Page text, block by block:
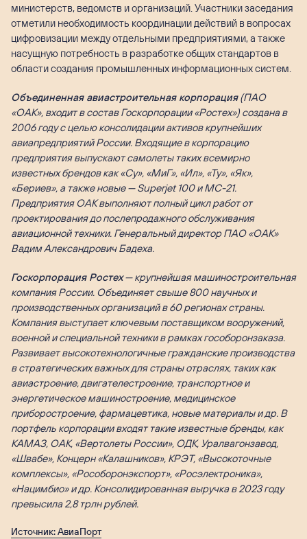
Источник: АвиаПорт
министерств, ведомств и организаций. Участники заседания
отметили необходимость координации действий в вопросах
цифровизации между отдельными предприятиями, а также
насущную потребность в разработке общих стандартов в
области создания промышленных информационных систем.
Объединенная авиастроительная корпорация(ПАО
«ОАК», входит в состав Госкорпорации «Ростех») создана в
2006 году с целью консолидации активов крупнейших
авиапредприятий России. Входящие в корпорацию
предприятия выпускают самолеты таких всемирно
известных брендов как «Су», «МиГ», «Ил», «Ту», «Як»,
«Бериев», а также новые — Superjet 100 и МС-21.
Предприятия OAK выполняют полный цикл работ от
проектирования до послепродажного обслуживания
авиационной техники. Генеральный директор ПАО «ОАК»
Вадим Александрович Бадеха.
Госкорпорация Ростех— крупнейшая машиностроительная
компания России. Объединяет свыше 800 научных и
производственных организаций в 60 регионах страны.
Компания выступает ключевым поставщиком вооружений,
военной и специальной техники в рамках гособоронзаказа.
Развивает высокотехнологичные гражданские производства
в стратегических важных для страны отраслях, таких как
авиастроение, двигателестроение, транспортное и
энергетическое машиностроение, медицинское
приборостроение, фармацевтика, новые материалы и др. В
портфель корпорации входят такие известные бренды, как
КАМАЗ, ОАК, «Вертолеты России», ОДК, Уралвагонзавод,
«Швабе», Концерн «Калашников», КРЭТ, «Высокоточные
комплексы», «Рособоронэкспорт», «Росэлектроника»,
«Нацимбио» и др. Консолидированная выручка в 2023 году
превысила 2,8 трлн рублей.